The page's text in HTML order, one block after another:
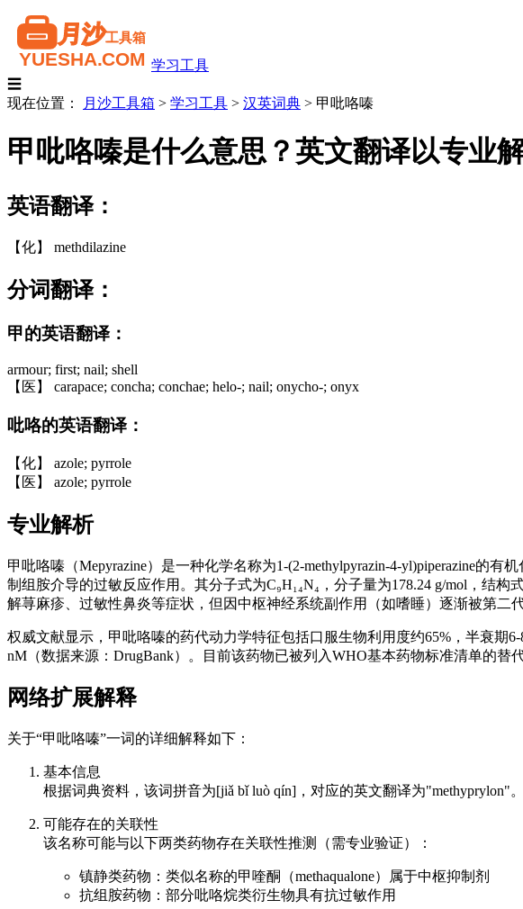
学习工具
☰
现在位置：
月沙工具箱 > 学习工具 > 汉英词典 > 甲吡咯嗪
甲吡咯嗪是什么意思？英文翻译以专业
英语翻译：
【化】 methdilazine
分词翻译：
甲的英语翻译：
armour; first; nail; shell
【医】 carapace; concha; conchae; helo-; nail; onycho-; onyx
吡咯的英语翻译：
【化】 azole; pyrrole
【医】 azole; pyrrole
专业解析
甲吡咯嗪（Mepyrazine）是一种化学名称为1-(2-methylpyrazin-4-yl)piperazine的
制组胺介导的过敏反应作用。其分子式为C₉H₁₄N₄，分子量为178.24 g/mol，结
解荨麻疹、过敏性鼻炎等症状，但因中枢神经系统副作用（如嗜睡）逐渐被第二
权威文献显示，甲吡咯嗪的药代动力学特征包括口服生物利用度约65%，半衰
nM（数据来源：DrugBank）。目前该药物已被列入WHO基本药物标准清单的替
网络扩展解释
关于“甲吡咯嗪”一词的详细解释如下：
基本信息
根据词典资料，该词拼音为[jiǎ bǐ luò qín]，对应的英文翻译为
可能存在的关联性
该名称可能与以下两类药物存在关联性推测（需专业验证）：
镇静类药物：类似名称的甲喹酮（methaqualone）属于中枢抑制剂
抗组胺药物：部分吡咯烷类衍生物具有抗过敏作用